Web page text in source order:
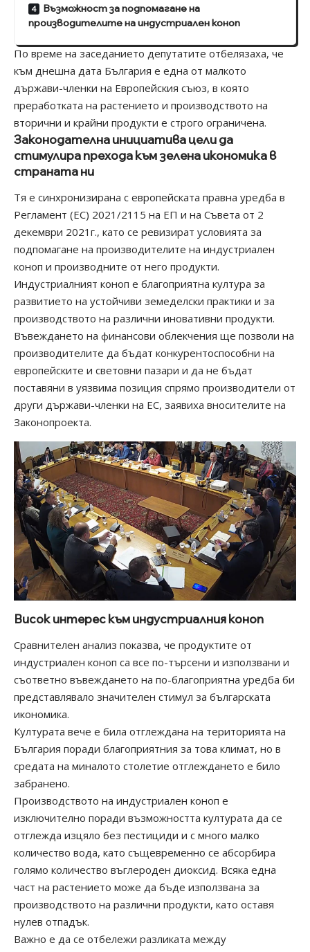
Възможност за подпомагане на
производителите на индустриален коноп
По време на заседанието депутатите отбелязаха, че
към днешна дата България е една от малкото
държави-членки на Европейския съюз, в която
преработката на растението и производството на
вторични и крайни продукти е строго ограничена.
Законодателна инициатива цели да
стимулира прехода към зелена икономика в
страната ни
Тя е синхронизирана с европейската правна уредба в
Регламент (EC) 2021/2115 на ЕП и на Съвета от 2
декември 2021г., като се ревизират условията за
подпомагане на производителите на индустриален
коноп и производните от него продукти.
Индустриалният коноп е благоприятна култура за
развитието на устойчиви земеделски практики и за
производството на различни иновативни продукти.
Въвеждането на финансови облекчения ще позволи на
производителите да бъдат конкурентоспособни на
европейските и световни пазари и да не бъдат
поставяни в уязвима позиция спрямо производители от
други държави-членки на ЕС, заявиха вносителите на
Законопроекта.
Висок интерес към индустриалния коноп
Сравнителен анализ показва, че продуктите от
индустриален коноп са все по-търсени и използвани и
съответно въвеждането на по-благоприятна уредба би
представлявало значителен стимул за българската
икономика.
Културата вече е била отглеждана на територията на
България поради благоприятния за това климат, но в
средата на миналото столетие отглеждането е било
забранено.
Производството на индустриален коноп е
изключително поради възможността културата да се
отглежда изцяло без пестициди и с много малко
количество вода, като същевременно се абсорбира
голямо количество въглероден диоксид. Всяка една
част на растението може да бъде използвана за
производството на различни продукти, като оставя
нулев отпадък.
Важно е да се отбележи разликата между